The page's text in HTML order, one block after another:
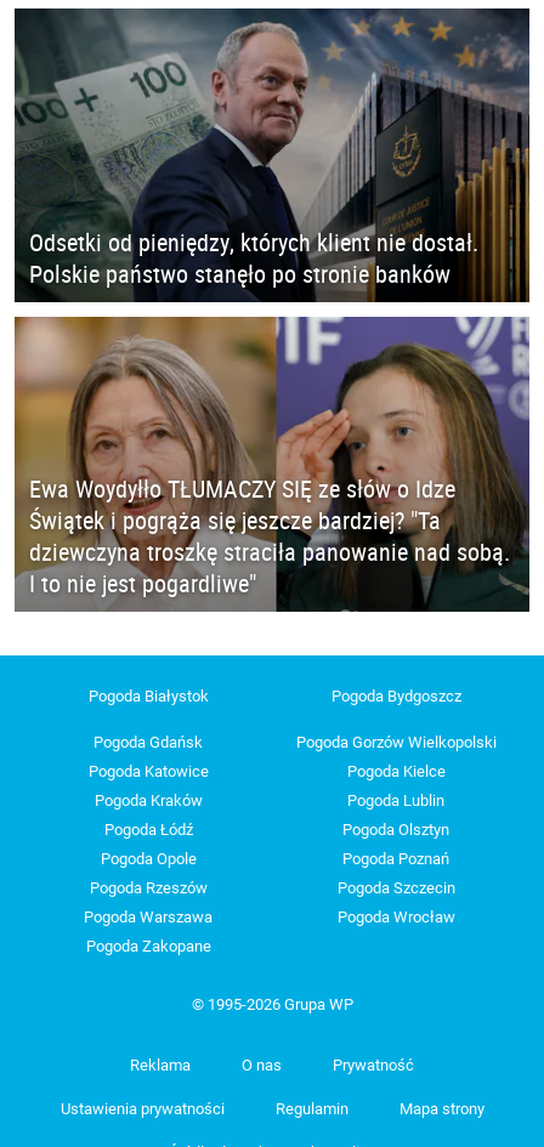
Odsetki od pieniędzy, których klient nie dostał.
Polskie państwo stanęło po stronie banków
Ewa Woydyłło TŁUMACZY SIĘ ze słów o Idze
Świątek i pogrąża się jeszcze bardziej? "Ta
dziewczyna troszkę straciła panowanie nad sobą.
I to nie jest pogardliwe"
Pogoda Białystok Pogoda Bydgoszcz
Pogoda Gdańsk
Pogoda Gorzów Wielkopolski
Pogoda Katowice
Pogoda Kielce
Pogoda Kraków
Pogoda Lublin
Pogoda Łódź
Pogoda Olsztyn
Pogoda Opole
Pogoda Poznań
Pogoda Rzeszów
Pogoda Szczecin
Pogoda Warszawa
Pogoda Wrocław
Pogoda Zakopane
© 1995-2026 Grupa WP
Reklama O nas Prywatność
Ustawienia prywatności Regulamin Mapa strony